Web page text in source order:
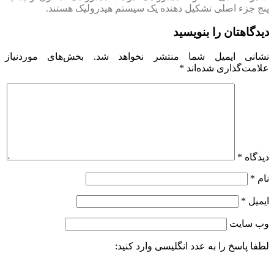
پنج جزء اصلی تشکیل دهنده یک سیستم هیدرولیک هستند.
دیدگاهتان را بنویسید
نشانی ایمیل شما منتشر نخواهد شد.
بخش‌های موردنیاز
علامت‌گذاری شده‌اند *
دیدگاه *
نام *
ایمیل *
وب‌ سایت
لطفا پاسخ را به عدد انگلیسی وارد کنید: